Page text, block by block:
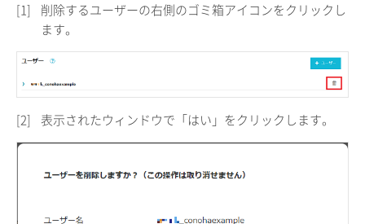
[1]
削除するユーザーの右側のゴミ箱アイコンをクリックし
ます。
[2] 表示されたウィンドウで「はい」をクリックします。